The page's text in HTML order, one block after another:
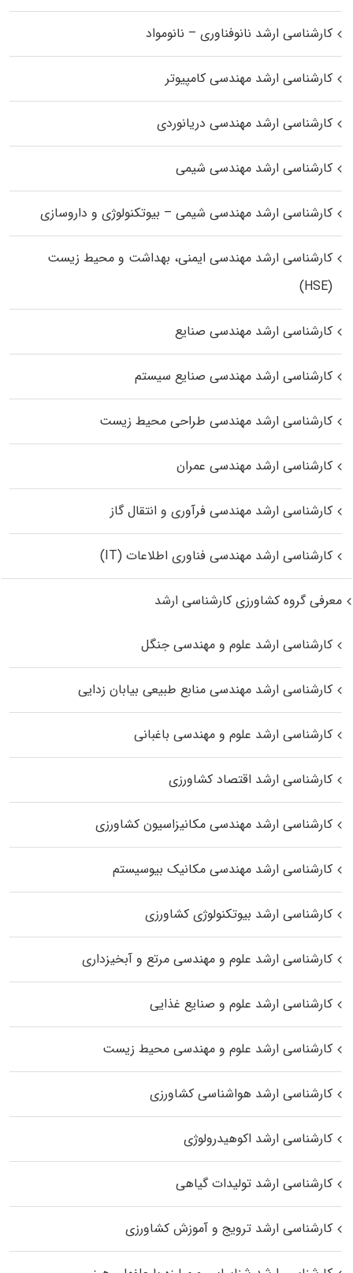
کارشناسی ارشد نانوفناوری – نانومواد
کارشناسی ارشد مهندسی کامپیوتر
کارشناسی ارشد مهندسی دریانوردی
کارشناسی ارشد مهندسی شیمی
کارشناسی ارشد مهندسی شیمی – بیوتکنولوژی و داروسازی
کارشناسی ارشد مهندسی ایمنی، بهداشت و محیط زیست
(HSE)
کارشناسی ارشد مهندسی صنایع
کارشناسی ارشد مهندسی صنایع سیستم
کارشناسی ارشد مهندسی طراحی محیط زیست
کارشناسی ارشد مهندسی عمران
کارشناسی ارشد مهندسی فرآوری و انتقال گاز
کارشناسی ارشد مهندسی فناوری اطلاعات (IT)
معرفی گروه کشاورزی کارشناسی ارشد
کارشناسی ارشد علوم و مهندسی جنگل
کارشناسی ارشد مهندسی منابع طبیعی بیابان زدایی
کارشناسی ارشد علوم و مهندسی باغبانی
کارشناسی ارشد اقتصاد کشاورزی
کارشناسی ارشد مهندسی مکانیزاسیون کشاورزی
کارشناسی ارشد مهندسی مکانیک بیوسیستم
کارشناسی ارشد بیوتکنولوژی کشاورزی
کارشناسی ارشد علوم و مهندسی مرتع و آبخیزداری
کارشناسی ارشد علوم و صنایع غذایی
کارشناسی ارشد علوم و مهندسی محیط زیست
کارشناسی ارشد هواشناسی کشاورزی
کارشناسی ارشد اکوهیدرولوژی
کارشناسی ارشد تولیدات گیاهی
کارشناسی ارشد ترویج و آموزش کشاورزی